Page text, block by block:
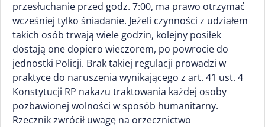
przesłuchanie przed godz. 7:00, ma prawo otrzymać
wcześniej tylko śniadanie. Jeżeli czynności z udziałem
takich osób trwają wiele godzin, kolejny posiłek
dostają one dopiero wieczorem, po powrocie do
jednostki Policji. Brak takiej regulacji prowadzi w
praktyce do naruszenia wynikającego z art. 41 ust. 4
Konstytucji RP nakazu traktowania każdej osoby
pozbawionej wolności w sposób humanitarny.
Rzecznik zwrócił uwagę na orzecznictwo